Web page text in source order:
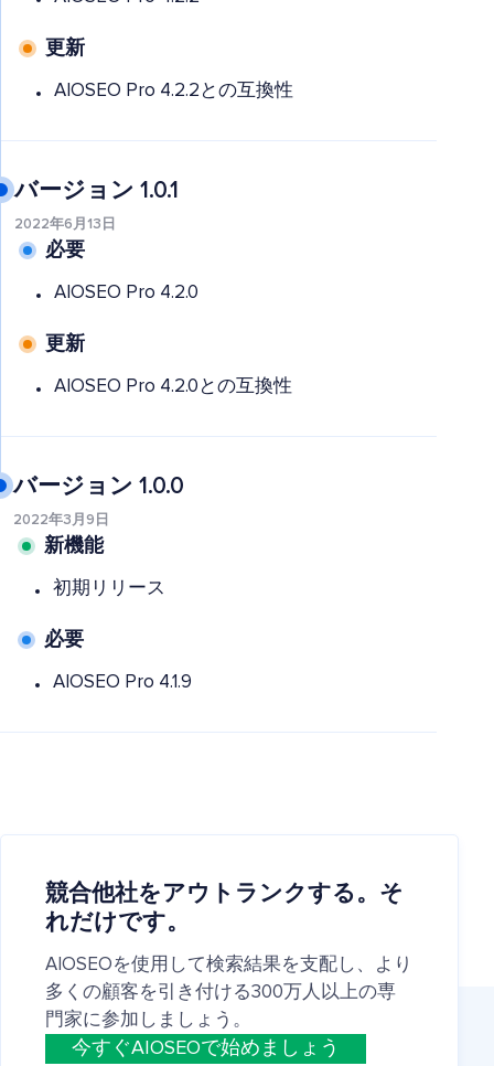
更新
AIOSEO Pro 4.2.2との互換性
バージョン 1.0.1
2022年6月13日
必要
AIOSEO Pro 4.2.0
更新
AIOSEO Pro 4.2.0との互換性
バージョン 1.0.0
2022年3月9日
新機能
初期リリース
必要
AIOSEO Pro 4.1.9
競合他社をアウトランクする。そ
れだけです。
AIOSEOを使用して検索結果を支配し、より
多くの顧客を引き付ける300万人以上の専
門家に参加しましょう。
今すぐAIOSEOで始めましょう